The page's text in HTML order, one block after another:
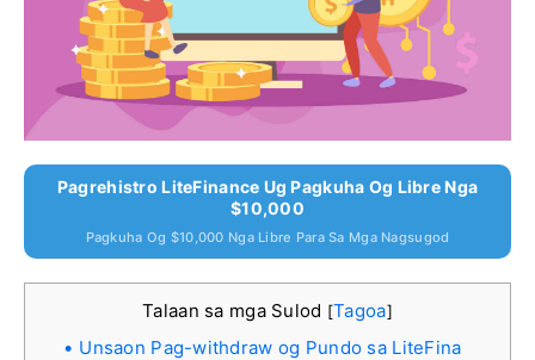
Pagrehistro LiteFinance Ug Pagkuha Og Libre Nga
$10,000
Pagkuha Og $10,000 Nga Libre Para Sa Mga Nagsugod
Talaan sa mga Sulod [Tagoa]
Unsaon Pag-withdraw og Pundo sa LiteFina